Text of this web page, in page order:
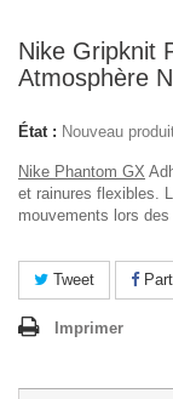
Nike Gripknit
Atmosphère
État : Nouveau
Nike Phantom GX
et rainures flexibles.
mouvements lors
Tweet
Imprimer